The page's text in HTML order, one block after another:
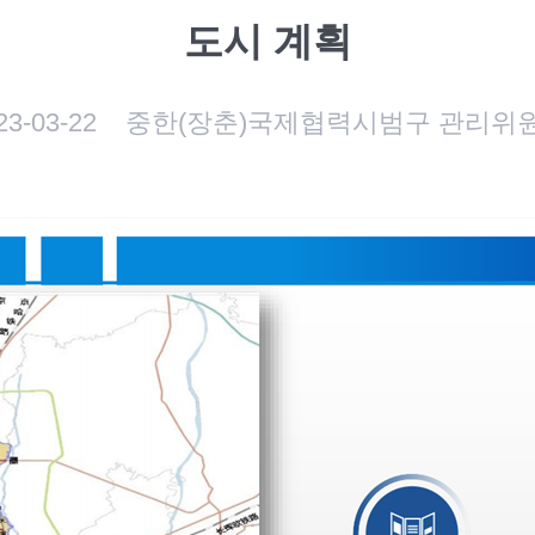
도시 계획
03-22 중한(장춘)국제협력시범구 관리위